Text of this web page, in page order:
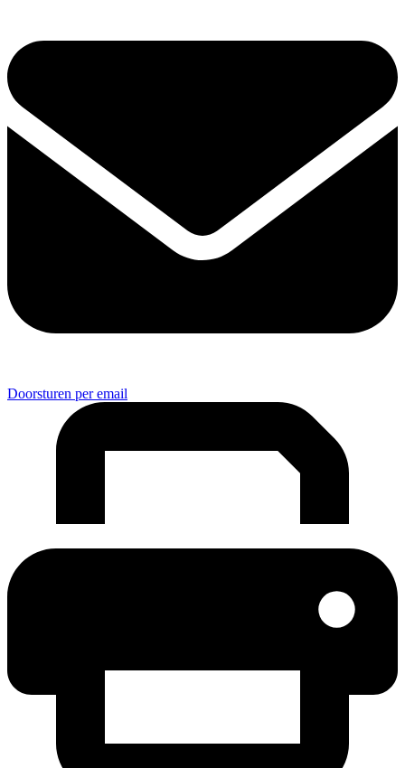
Doorsturen per email